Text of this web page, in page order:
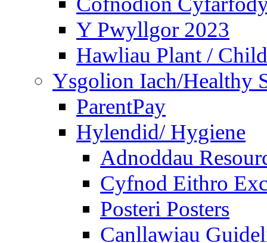
Y Pwyllgor 2023
Hawliau Plant /
Ysgolion Iach/Healthy
ParentPay
Hylendid/ Hygiene
Adnoddau
Cyfnod Eithro
Posteri Posters
Canllawiau